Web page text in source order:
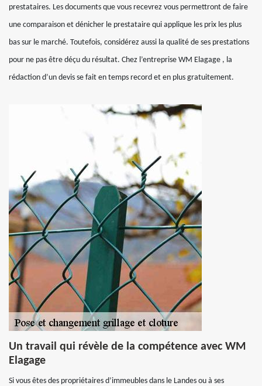
prestataires. Les documents que vous recevrez vous permettront de faire
une comparaison et dénicher le prestataire qui applique les prix les plus
bas sur le marché. Toutefois, considérez aussi la qualité de ses prestations
pour ne pas être déçu du résultat. Chez l’entreprise WM Elagage , la
rédaction d’un devis se fait en temps record et en plus gratuitement.
Un travail qui révèle de la compétence avec WM
Elagage
Si vous êtes des propriétaires d’immeubles dans le Landes ou à ses